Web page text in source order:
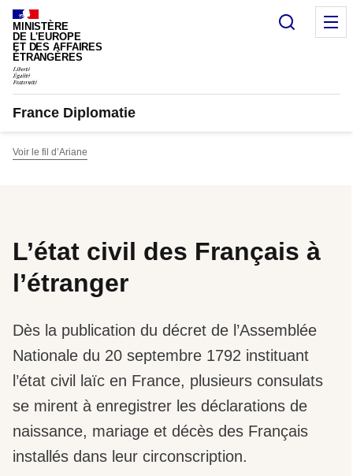
Panneau de gestion des cookies
MINISTÈRE
DE L'EUROPE
ET DES AFFAIRES
ÉTRANGÈRES
France Diplomatie
Voir le fil d’Ariane
L’état civil des Français à
l’étranger
Dès la publication du décret de l’Assemblée
Nationale du 20 septembre 1792 instituant
l’état civil laïc en France, plusieurs consulats
se mirent à enregistrer les déclarations de
naissance, mariage et décès des Français
installés dans leur circonscription.